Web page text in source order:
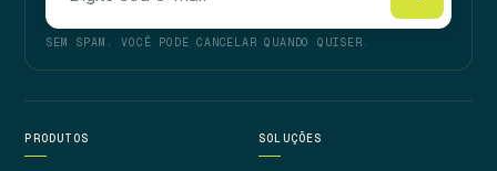
SEM SPAM. VOCÊ PODE CANCELAR QUANDO QUISER.
PRODUTOS SOLUÇÕES